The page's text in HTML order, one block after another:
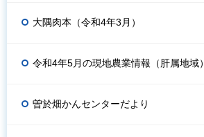
大隅肉本（令和4年3月）
令和4年5月の現地農業情報（肝属地域）
曽於畑かんセンターだより